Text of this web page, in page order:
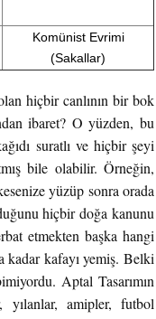
Komünist Evrimi
(Sakallar)
hiçbir canlının bir bok
ibaret? O yüzden, bu
suratlı ve hiçbir şeyi
bile olabilir. Örneğin,
yüzüp sonra orada
hiçbir doğa kanunu
etmekten başka hangi
kadar kafayı yemiş. Belki
Aptal Tasarımın
amipler, futbol